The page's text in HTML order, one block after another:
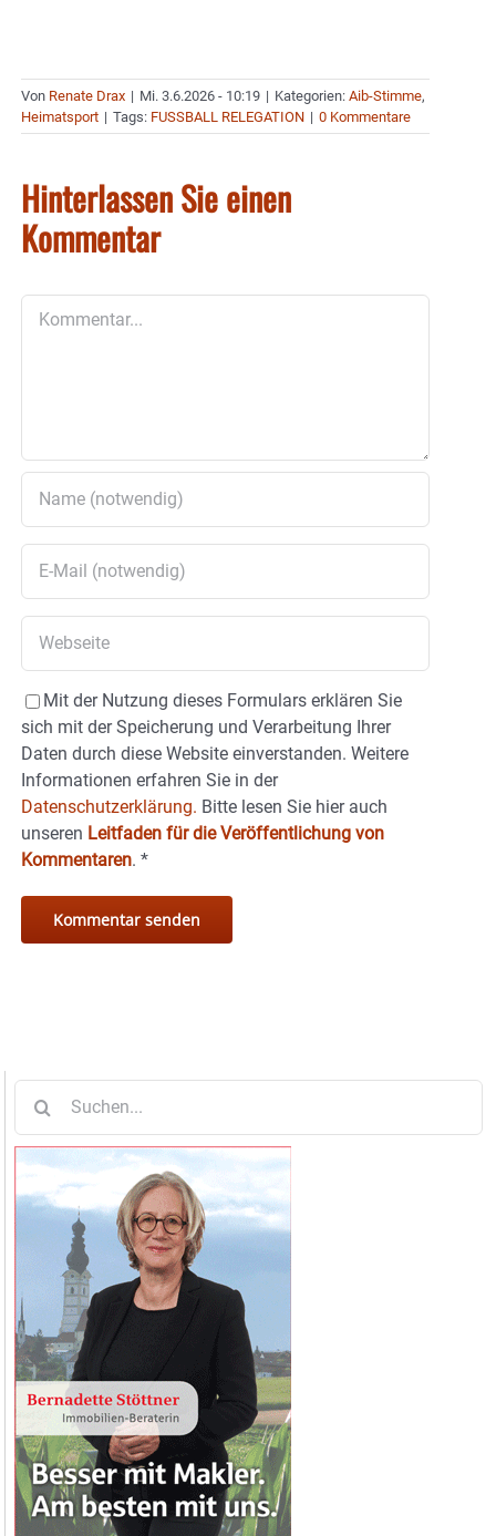
Von Renate Drax | Mi. 3.6.2026 - 10:19 | Kategorien: Aib-Stimme,
Heimatsport | Tags: FUSSBALL RELEGATION | 0 Kommentare
Hinterlassen Sie einen
Kommentar
Mit der Nutzung dieses Formulars erklären Sie
sich mit der Speicherung und Verarbeitung Ihrer
Daten durch diese Website einverstanden. Weitere
Informationen erfahren Sie in der
Datenschutzerklärung. Bitte lesen Sie hier auch
unseren Leitfaden für die Veröffentlichung von
Kommentaren. *
nach: